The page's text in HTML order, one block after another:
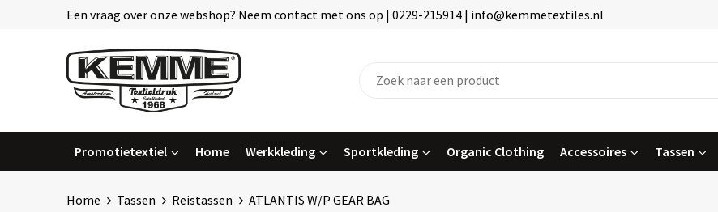
Een vraag over onze webshop? Neem contact met ons op | 0229-215914 | info@kemmetextiles.nl
Promotietextiel Home Werkkleding Sportkleding Organic Clothing Accessoires Tassen
Home Tassen Reistassen ATLANTIS W/P GEAR BAG